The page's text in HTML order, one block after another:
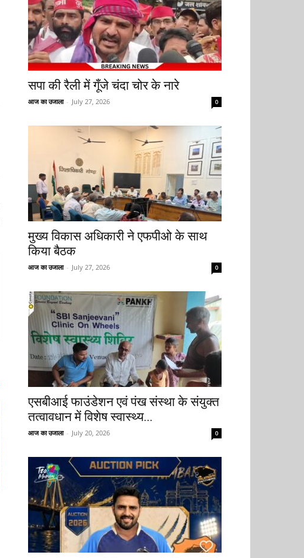
सपा की रैली में गूँजे चंदा चोर के नारे
आज का उजाला - July 27, 2026 0
मुख्य विकास अधिकारी ने एफपीओ के साथ
किया बैठक
आज का उजाला - July 27, 2026 0
एसबीआई फाउंडेशन एवं पंख संस्था के संयुक्त
तत्वावधान में विशेष स्वास्थ्य...
आज का उजाला - July 20, 2026 0